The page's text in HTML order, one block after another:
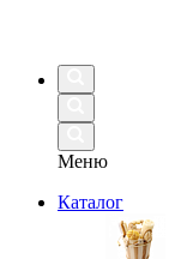
Меню
Каталог